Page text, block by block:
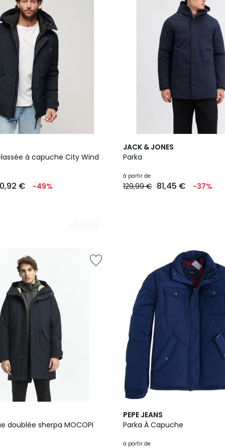
à capuche City Wind
€ -49%
JACK & JONES
Parka
à partir de
129,99 € 81,45 € -37%
4
Couleurs
doublée sherpa MOCOPI
PEPE JEANS
Parka À Capuche
à partir de
4,5
/ 5
2
Couleurs